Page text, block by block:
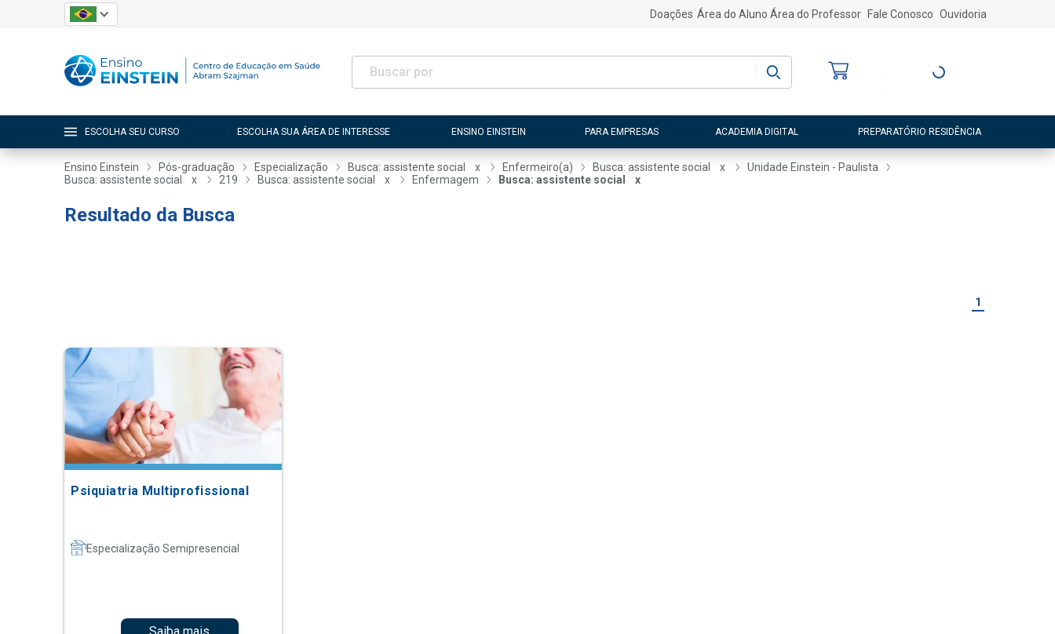
Doações Área do Aluno Área do Professor Fale Conosco Ouvidoria
Entre ou Cadastre-
ESCOLHA SEU CURSO ESCOLHA SUA ÁREA DE INTERESSE ENSINO EINSTEIN PARA EMPRESAS ACADEMIA DIGITAL PREPARATÓRIO RESIDÊNCIA
Ensino Einstein Pós-graduação Especialização Busca: assistente social x Enfermeiro(a) Busca: assistente social x
Unidade Einstein - Paulista
Busca: assistente social
x 219 Busca: assistente social x Enfermagem Busca: assistente social x
Resultado da Busca
1
Psiquiatria Multiprofissional
Especialização Semipresencial